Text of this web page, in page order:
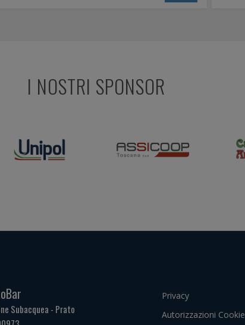
I NOSTRI SPONSOR
Subacquea - Prato
Privacy
Autorizzazioni Cookie